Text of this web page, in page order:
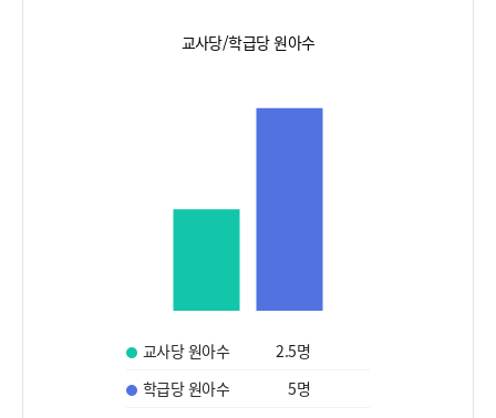
교사당/학급당 원아수
교사당 원아수 2.5명
학급당 원아수
5명